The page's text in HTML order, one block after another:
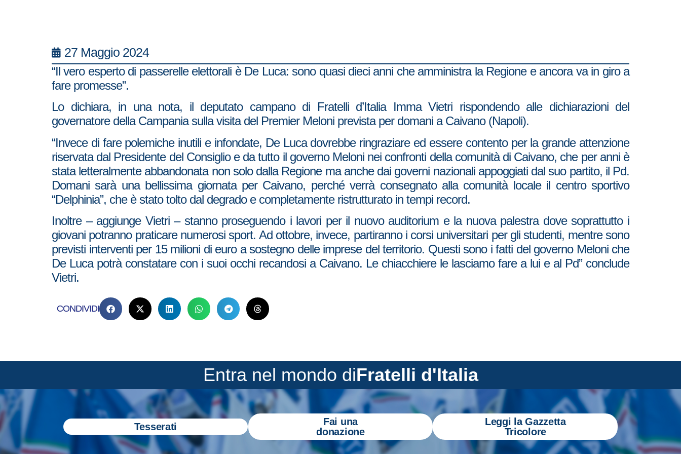
27 Maggio 2024
“Il vero esperto di passerelle elettorali è De Luca: sono quasi dieci anni che amministra la Regione e ancora va in giro a
fare promesse”.
Lo dichiara, in una nota, il deputato campano di Fratelli d’Italia Imma Vietri rispondendo alle dichiarazioni del
governatore della Campania sulla visita del Premier Meloni prevista per domani a Caivano (Napoli).
“Invece di fare polemiche inutili e infondate, De Luca dovrebbe ringraziare ed essere contento per la grande attenzione
riservata dal Presidente del Consiglio e da tutto il governo Meloni nei confronti della comunità di Caivano, che per anni è
stata letteralmente abbandonata non solo dalla Regione ma anche dai governi nazionali appoggiati dal suo partito, il Pd.
Domani sarà una bellissima giornata per Caivano, perché verrà consegnato alla comunità locale il centro sportivo
“Delphinia”, che è stato tolto dal degrado e completamente ristrutturato in tempi record.
Inoltre – aggiunge Vietri – stanno proseguendo i lavori per il nuovo auditorium e la nuova palestra dove soprattutto i
giovani potranno praticare numerosi sport. Ad ottobre, invece, partiranno i corsi universitari per gli studenti, mentre sono
previsti interventi per 15 milioni di euro a sostegno delle imprese del territorio. Questi sono i fatti del governo Meloni che
De Luca potrà constatare con i suoi occhi recandosi a Caivano. Le chiacchiere le lasciamo fare a lui e al Pd” conclude
Vietri.
CONDIVIDI
Entra nel mondo diFratelli d'Italia
Tesserati
Fai una
donazione
Leggi la Gazzetta
Tricolore